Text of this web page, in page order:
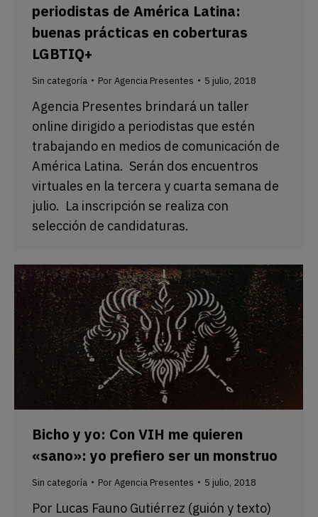
periodistas de América Latina:
buenas prácticas en coberturas
LGBTIQ+
Sin categoría PorAgencia Presentes 5 julio, 2018
Agencia Presentes brindará un taller
online dirigido a periodistas que estén
trabajando en medios de comunicación de
América Latina. Serán dos encuentros
virtuales en la tercera y cuarta semana de
julio. La inscripción se realiza con
selección de candidaturas.
Bicho y yo: Con VIH me quieren
«sano»: yo prefiero ser un monstruo
Sin categoría PorAgencia Presentes 5 julio, 2018
Por Lucas Fauno Gutiérrez (guión y texto)